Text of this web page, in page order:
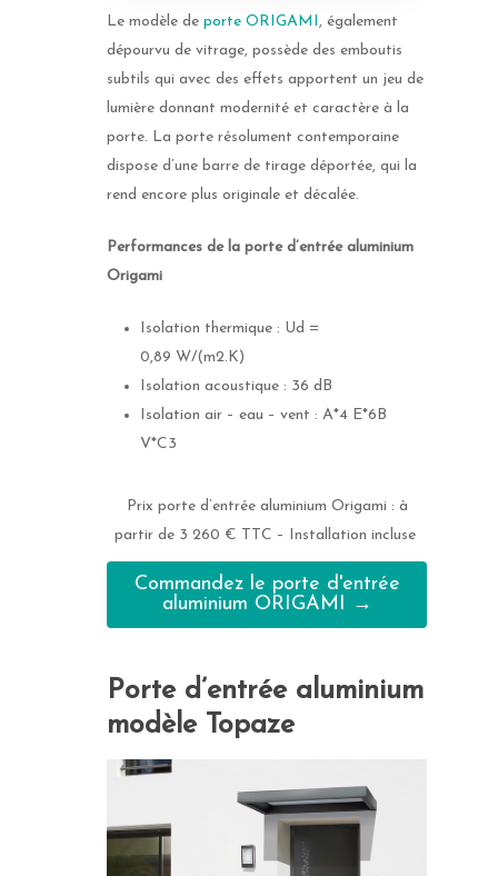
Le modèle de porte ORIGAMI, également
dépourvu de vitrage, possède des emboutis
subtils qui avec des effets apportent un jeu de
lumière donnant modernité et caractère à la
porte. La porte résolument contemporaine
dispose d’une barre de tirage déportée, qui la
rend encore plus originale et décalée.
Performances de la porte d’entrée aluminium
Origami
Isolation thermique : Ud =
0,89 W/(m2.K)
Isolation acoustique : 36 dB
Isolation air – eau – vent : A*4 E*6B
V*C3
Prix porte d’entrée aluminium Origami : à
partir de 3 260 € TTC – Installation incluse
Commandez le porte d'entrée
aluminium ORIGAMI →
Porte d’entrée aluminium
modèle Topaze